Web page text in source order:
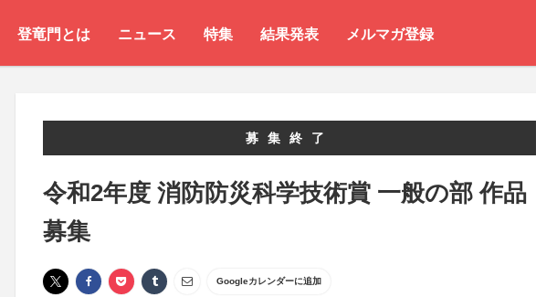
登竜門とは ニュース 特集 結果発表 メルマガ登録
募集終了
令和2年度 消防防災科学技術賞 一般の部 作品
募集
Googleカレンダーに追加